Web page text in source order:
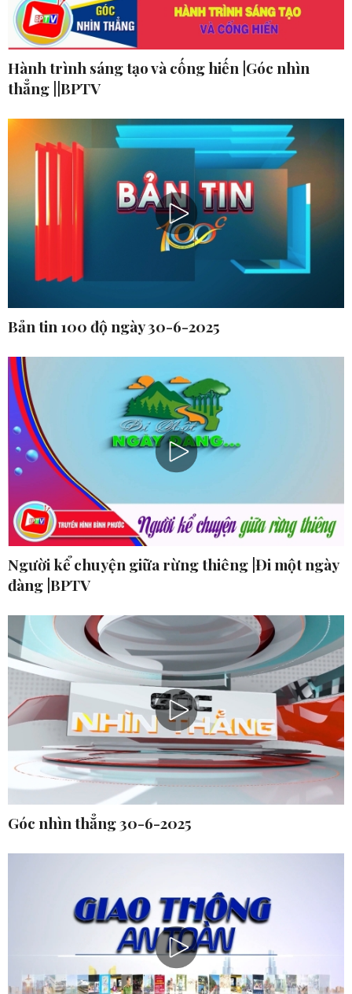
Hành trình sáng tạo và cống hiến |Góc nhìn
thẳng ||BPTV
Bản tin 100 độ ngày 30-6-2025
Người kể chuyện giữa rừng thiêng |Đi một ngày
đàng |BPTV
Góc nhìn thẳng 30-6-2025